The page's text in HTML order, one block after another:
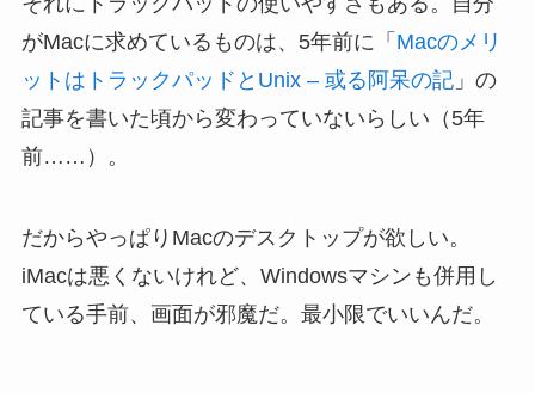
がMacに求めているものは、5年前に「 Macのメリ
ットはトラックパッドとUnix – 或る阿呆の記」の
記事を書いた頃から変わっていないらしい（5年
前……）。
だからやっぱりMacのデスクトップが欲しい。
iMacは悪くないけれど、Windowsマシンも併用し
ている手前、画面が邪魔だ。最小限でいいんだ。